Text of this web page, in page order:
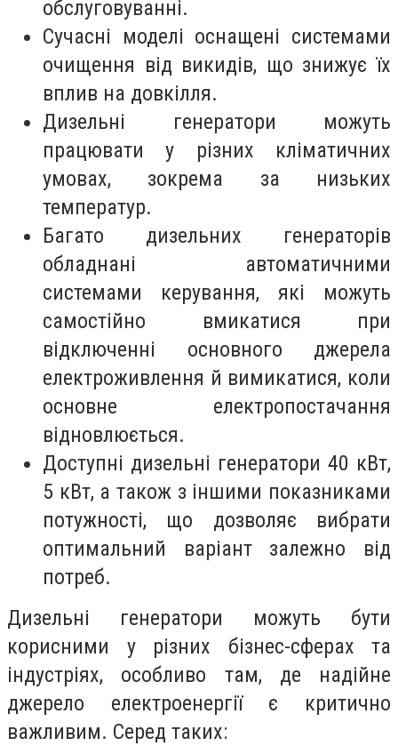
обслуговуванні.
Сучасні моделі оснащені системами
очищення від викидів, що знижує їх
вплив на довкілля.
Дизельні генератори можуть
працювати у різних кліматичних
умовах, зокрема за низьких
температур.
Багато дизельних генераторів
обладнані автоматичними
системами керування, які можуть
самостійно вмикатися при
відключенні основного джерела
електроживлення й вимикатися, коли
основне електропостачання
відновлюється.
Доступні дизельні генератори 40 кВт,
5 кВт, а також з іншими показниками
потужності, що дозволяє вибрати
оптимальний варіант залежно від
потреб.
Дизельні генератори можуть бути
корисними у різних бізнес-сферах та
індустріях, особливо там, де надійне
джерело електроенергії є критично
важливим. Серед таких: